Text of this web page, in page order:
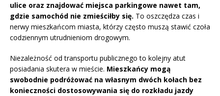
ulice oraz znajdować miejsca parkingowe nawet tam,
gdzie samochód nie zmieściłby się. To oszczędza czas i
nerwy mieszkańcom miasta, którzy często muszą stawić czoła
codziennym utrudnieniom drogowym.
Niezależność od transportu publicznego to kolejny atut
posiadania skutera w mieście. Mieszkańcy mogą
swobodnie podróżować na własnym dwóch kołach bez
konieczności dostosowywania się do rozkładu jazdy